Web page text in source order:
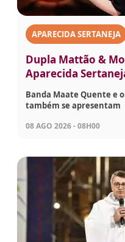
APARECIDA SERTANEJA
Dupla Mattão &
Aparecida
Banda Maate Quente e
também se apresentam
08 AGO 2026 - 08H00